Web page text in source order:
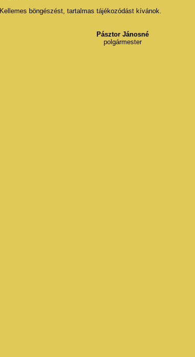
Kellemes böngészést, tartalmas tájékozódást kívánok.
Pásztor Jánosné
polgármester